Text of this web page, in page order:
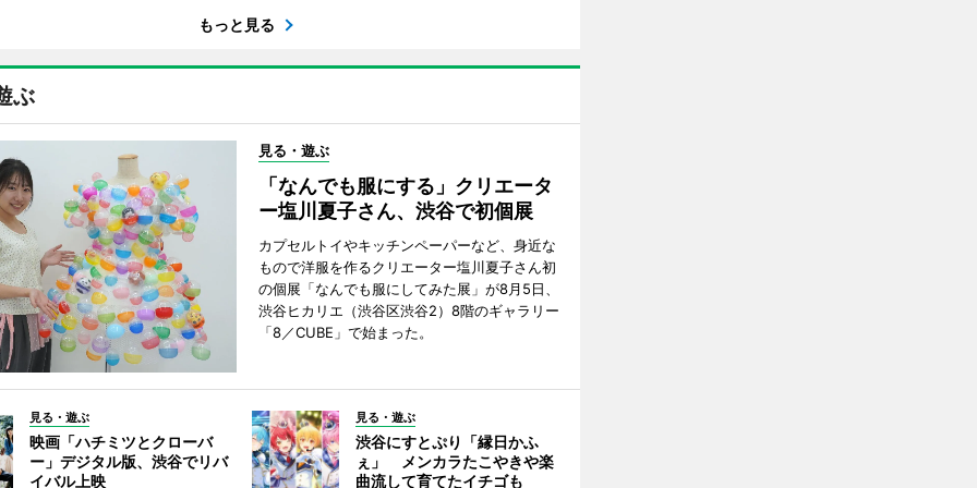
もっと見る
ぶ
見る・遊ぶ
「なんでも服にする」クリエータ
ー塩川夏子さん、渋谷で初個展
カプセルトイやキッチンペーパーなど、身近な
もので洋服を作るクリエーター塩川夏子さん初
の個展「なんでも服にしてみた展」が8月5日、
渋谷ヒカリエ（渋谷区渋谷2）8階のギャラリー
「8／CUBE」で始まった。
見る・遊ぶ
映画「ハチミツとクローバ
ー」デジタル版、渋谷でリバ
イバル上映
見る・遊ぶ
渋谷にすとぷり「縁日かふ
ぇ」 メンカラたこやきや楽
曲流して育てたイチゴも